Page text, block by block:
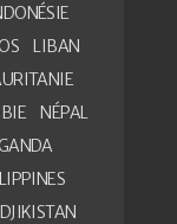
LIBAN
NÉPAL